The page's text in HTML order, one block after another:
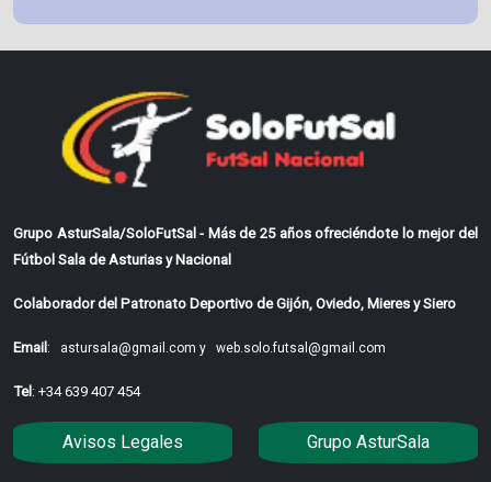
Grupo AsturSala/SoloFutSal - Más de 25 años ofreciéndote lo mejor del
Fútbol Sala de Asturias y Nacional
Colaborador del Patronato Deportivo de Gijón, Oviedo, Mieres y Siero
Email: astursala@gmail.com y web.solo.futsal@gmail.com
Tel: +34 639 407 454
Avisos Legales Grupo AsturSala